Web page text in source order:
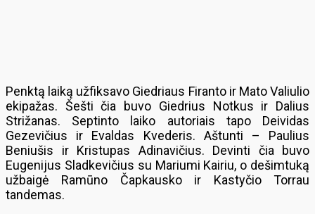
Penktą laiką užfiksavo Giedriaus Firanto ir Mato Valiulio
ekipažas. Šešti čia buvo Giedrius Notkus ir Dalius
Strižanas. Septinto laiko autoriais tapo Deividas
Gezevičius ir Evaldas Kvederis. Aštunti – Paulius
Beniušis ir Kristupas Adinavičius. Devinti čia buvo
Eugenijus Sladkevičius su Mariumi Kairiu, o dešimtuką
užbaigė Ramūno Čapkausko ir Kastyčio Torrau
tandemas.